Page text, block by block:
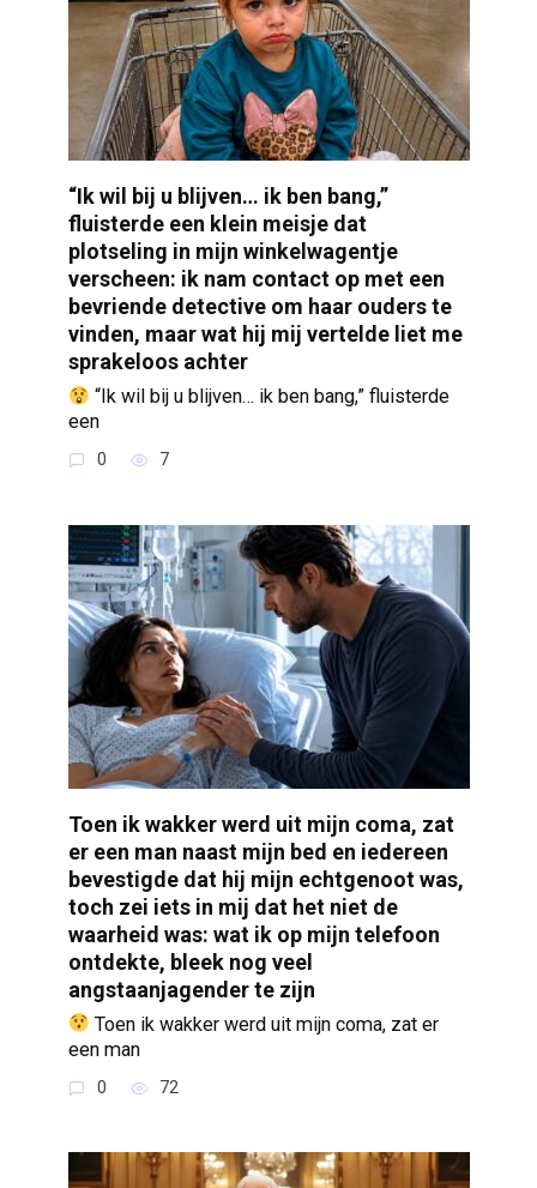
“Ik wil bij u blijven… ik ben bang,”
fluisterde een klein meisje dat
plotseling in mijn winkelwagentje
verscheen: ik nam contact op met een
bevriende detective om haar ouders te
vinden, maar wat hij mij vertelde liet me
sprakeloos achter
“Ik wil bij u blijven… ik ben bang,” fluisterde
een
0 7
Toen ik wakker werd uit mijn coma, zat
er een man naast mijn bed en iedereen
bevestigde dat hij mijn echtgenoot was,
toch zei iets in mij dat het niet de
waarheid was: wat ik op mijn telefoon
ontdekte, bleek nog veel
angstaanjagender te zijn
Toen ik wakker werd uit mijn coma, zat er
een man
0 72